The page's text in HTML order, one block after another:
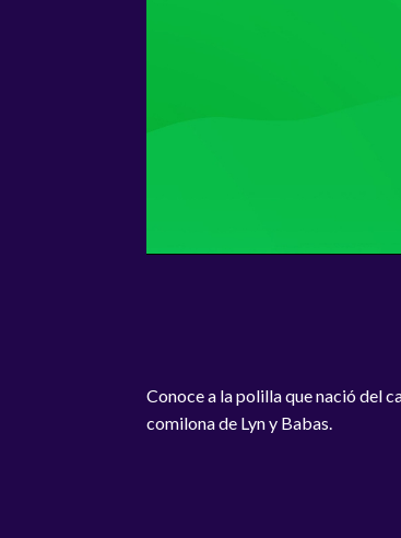
Conoce a la polilla que nació del
comilona de Lyn y Babas.